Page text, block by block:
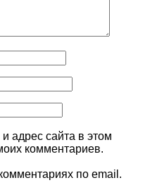
адрес сайта в этом
комментариев.
по email.